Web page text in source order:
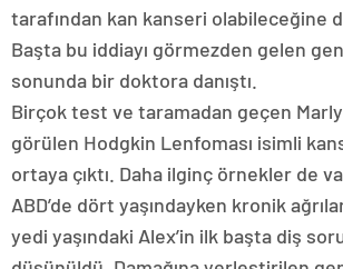
tarafından kan kanseri olabileceğine
Başta bu iddiayı görmezden gelen
sonunda bir doktora danıştı.
Birçok test ve taramadan geçen
görülen Hodgkin Lenfoması isimli
ortaya çıktı. Daha ilginç örnekler de
ABD’de dört yaşındayken kronik
yedi yaşındaki Alex’in ilk başta diş